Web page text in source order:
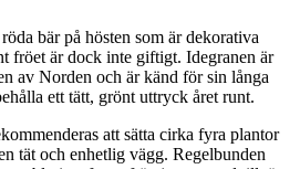
bär på hösten som är dekorativa
fröet är dock inte giftigt. Idegranen är
av Norden och är känd för sin långa
ett tätt, grönt uttryck året runt.
att sätta cirka fyra plantor
tät och enhetlig vägg. Regelbunden